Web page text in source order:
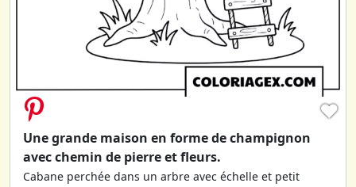
♥
Une grande maison en forme de champignon
avec chemin de pierre et fleurs.
Cabane perchée dans un arbre avec échelle et petit